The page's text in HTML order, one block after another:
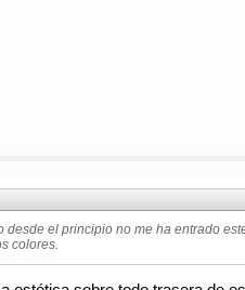
el principio no me ha entrado
colores.